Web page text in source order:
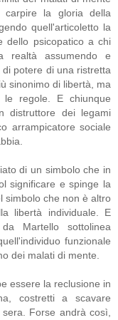
carpire la gloria della
quell'articoletto la
dello psicopatico a chi
realtà assumendo e
potere di una ristretta
sinonimo di libertà, ma
regole. E chiunque
distruttore dei legami
arrampicatore sociale
di un simbolo che in
significare e spinge la
simbolo che non è altro
libertà individuale. E
Martello sottolinea
funzionale
dei malati di mente.
essere la reclusione in
costretti a scavare
Forse andrà così,